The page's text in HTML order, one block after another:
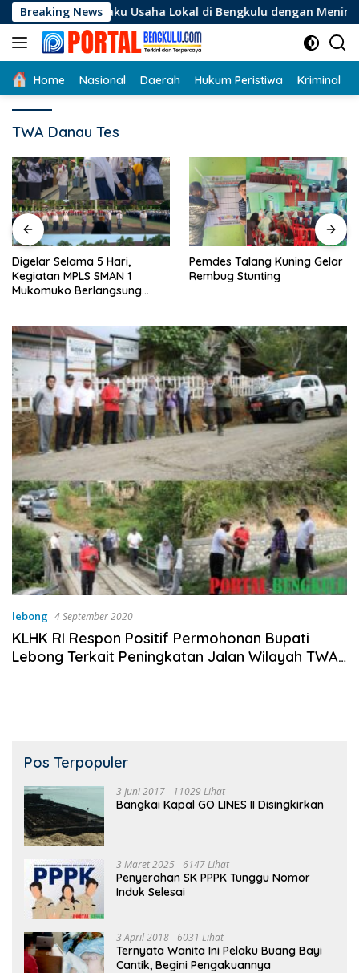
Langsung
ke
konten
Breaking News
Pelaku Usaha Lokal di Bengkulu dengan Meningkatkan
Home Nasional Daerah Hukum Peristiwa Kriminal
TWA Danau Tes
Digelar Selama 5 Hari,
Kegiatan MPLS SMAN 1
Mukomuko Berlangsung
Pemdes Talang Kuning Gelar
Rembug Stunting
lebong 4 September 2020
KLHK RI Respon Positif Permohonan Bupati
Lebong Terkait Peningkatan Jalan Wilayah TWA
Pos Terpopuler
3 Juni 2017 11029 Lihat
Bangkai Kapal GO LINES II Disingkirkan
3 Maret 2025 6147 Lihat
Penyerahan SK PPPK Tunggu Nomor
Induk Selesai
3 April 2018 6031 Lihat
Ternyata Wanita Ini Pelaku Buang Bayi
Cantik, Begini Pengakuannya